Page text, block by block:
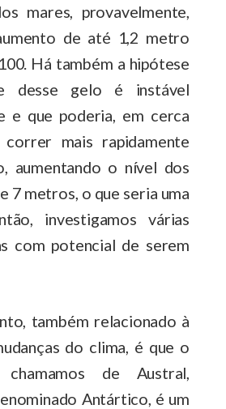
mares, provavelmente,
de até 1,2 metro
Há também a hipótese
desse gelo é instável
e que poderia, em cerca
mais rapidamente
aumentando o nível dos
7 metros, o que seria uma
investigamos várias
com potencial de serem
também relacionado à
do clima, é que o
de Austral,
Antártico, é um